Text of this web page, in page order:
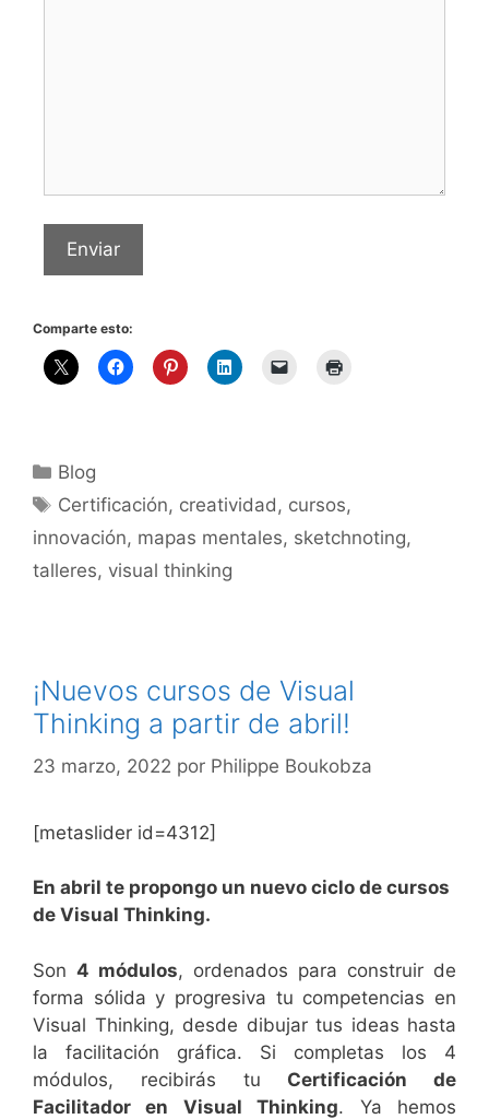
Enviar
Comparte esto:
Blog
Certificación, creatividad, cursos,
innovación, mapas mentales, sketchnoting,
talleres, visual thinking
¡Nuevos cursos de Visual
Thinking a partir de abril!
23 marzo, 2022 por Philippe Boukobza
[metaslider id=4312]
En abril te propongo un nuevo ciclo de cursos
de Visual Thinking.
Son 4 módulos, ordenados para construir de
forma sólida y progresiva tu competencias en
Visual Thinking, desde dibujar tus ideas hasta
la facilitación gráfica. Si completas los 4
módulos, recibirás tu Certificación de
Facilitador en Visual Thinking. Ya hemos